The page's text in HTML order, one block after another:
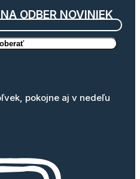
ODBER NOVINIEK
pokojne aj v nedeľu